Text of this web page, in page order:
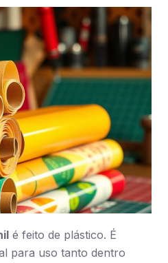
é feito de plástico. É
para uso tanto dentro